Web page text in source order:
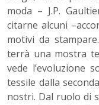
moda – J.P.
citarne alcuni
motivi da
terrà una mostra
vede l’evoluzione
tessile dalla
nostri. Dal ruolo di